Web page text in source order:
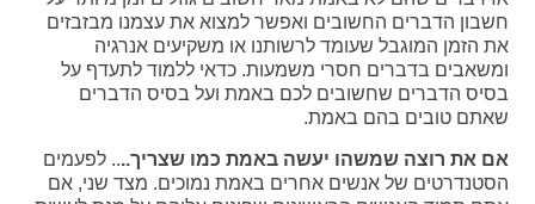
חשבון הדברים החשובים ואפשר למצוא את עצמנו מבזבזים
את הזמן המוגבל שעומד לרשותנו או משקיעים אנרגיה
ומשאבים בדברים חסרי משמעות. כדאי ללמוד לתעדף על
בסיס הדברים שחשובים לכם באמת ועל בסיס הדברים
שאתם טובים בהם באמת.
אם את רוצה שמשהו יעשה באמת כמו שצריך.... לפעמים
הסטנדרטים של אנשים אחרים באמת נמוכים. מצד שני, אם